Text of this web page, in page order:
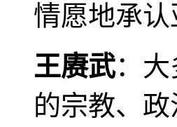
情愿地承认
王赓武：大
的宗教、